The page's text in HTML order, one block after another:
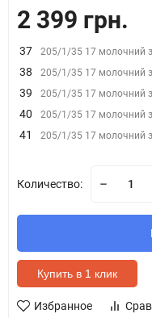
2 399 грн.
37 205/1/35 17 молочний
38 205/1/35 17 молочний
39 205/1/35 17 молочний
40 205/1/35 17 молочний
41 205/1/35 17 молочний
Количество:
Купить в 1 клик
Избранное